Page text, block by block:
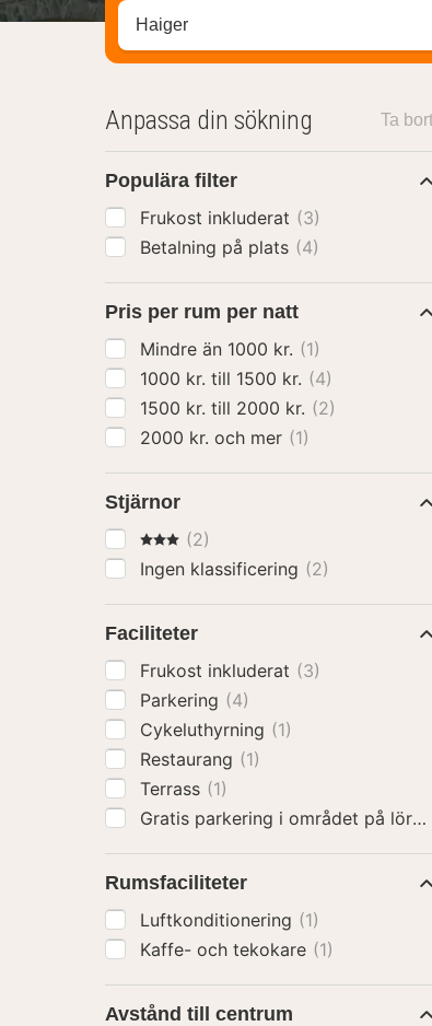
Sök efter hotell, område eller stad
Anpassa din sökning Ta bort
Populära filter
Frukost inkluderat (3)
Betalning på plats (4)
Pris per rum per natt
Mindre än 1000 kr. (1)
1000 kr. till 1500 kr. (4)
1500 kr. till 2000 kr. (2)
2000 kr. och mer (1)
Stjärnor
3 Stjärnor
(2)
Ingen klassificering (2)
Faciliteter
Frukost inkluderat (3)
Parkering (4)
Cykeluthyrning (1)
Restaurang (1)
Terrass (1)
Gratis parkering i området på
Rumsfaciliteter
Luftkonditionering (1)
Kaffe- och tekokare (1)
Avstånd till centrum